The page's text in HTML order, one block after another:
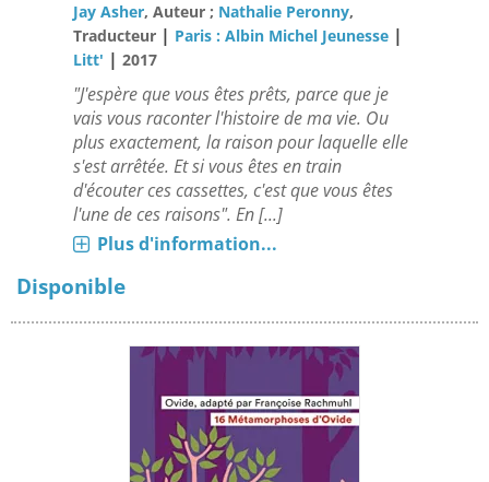
Jay Asher, Auteur ; Nathalie Peronny,
Traducteur | Paris : Albin Michel Jeunesse |
Litt' |2017
"J'espère que vous êtes prêts, parce que je
vais vous raconter l'histoire de ma vie. Ou
plus exactement, la raison pour laquelle elle
s'est arrêtée. Et si vous êtes en train
d'écouter ces cassettes, c'est que vous êtes
l'une de ces raisons". En [...]
Plus d'information...
Disponible